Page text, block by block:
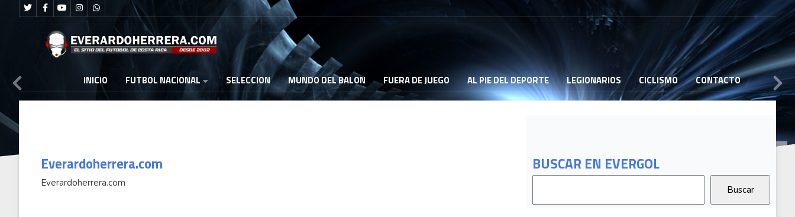
INICIO FUTBOL NACIONAL SELECCION MUNDO DEL BALON FUERA DE JUEGO AL PIE DEL DEPORTE LEGIONARIOS CICLISMO CONTACTO
BUSCAR EN EVERGOL
Everardoherrera.com
Everardoherrera.com